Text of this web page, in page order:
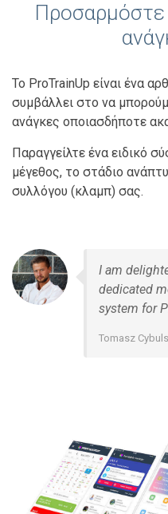
Προσαρμόστε
Το ProTrainUp είναι ένα
συμβάλλει στο να
ανάγκες οποιασδήποτε
Παραγγείλτε ένα ειδικό
μέγεθος, το στάδιο
συλλόγου (κλαμπ) σας.
I am
dedicated
system for
Tomasz